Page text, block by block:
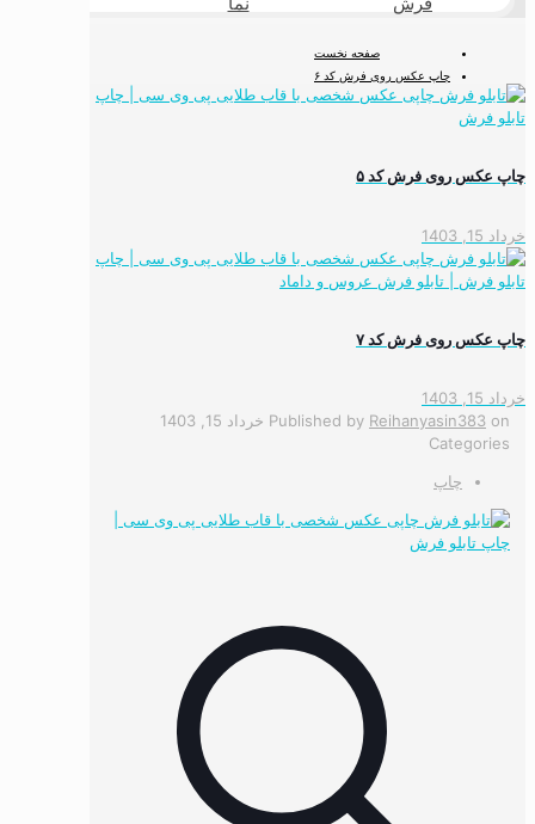
صفحه نخست
چاپ عکس روی فرش کد ۶
چاپ عکس روی فرش کد ۵
خرداد 15, 1403
چاپ عکس روی فرش کد ۷
خرداد 15, 1403
Published by Reihanyasin383 on
خرداد 15, 1403
Categories
چاپ